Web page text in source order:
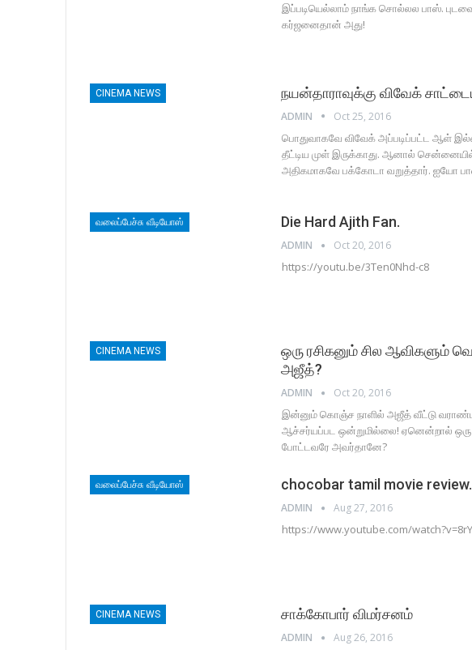
இப்படியெல்லாம் நாங்க சொல்லல பாஸ்.
கர்ஜனைதான் அது!
CINEMA NEWS நயன்தாராவுக்கு விவேக்
ADMIN Oct 25, 2016
பொதுவாகவே விவேக் அப்படிப்பட்ட ஆள்
தீட்டிய முள் இருக்காது. ஆனால் சென்னையில்
அதிகமாகவே பக்கோடா வறுத்தார். ஐயோ
வலைப்பேச்சு வீடியோஸ் Die Hard Ajith Fan.
ADMIN Oct 20, 2016
https://youtu.be/3Ten0Nhd-c8
CINEMA NEWS
ஒரு ரசிகனும் சில ஆவிகளும்
அஜீத்?
ADMIN Oct 20, 2016
இன்னும் கொஞ்ச நாளில் அஜீத் வீட்டு
ஆச்சர்யப்பட ஒன்றுமில்லை! ஏனென்றால் ஒரு
போட்டவரே அவர்தானே?
வலைப்பேச்சு வீடியோஸ் chocobar tamil movie review.
ADMIN Aug 27, 2016
https://www.youtube.com/
CINEMA NEWS சாக்கோபார் விமர்சனம்
ADMIN Aug 26, 2016